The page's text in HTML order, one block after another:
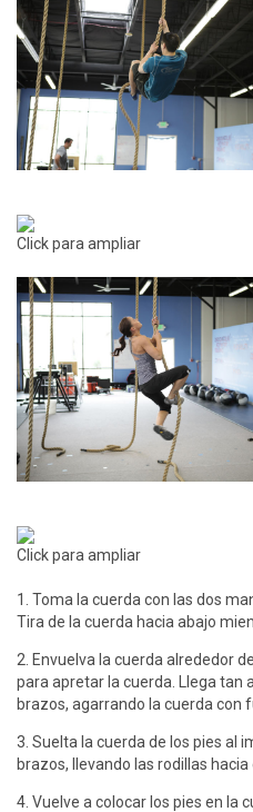
Click para ampliar
Click para ampliar
1. Toma la cuerda con las dos
Tira de la cuerda hacia abajo
2. Envuelva la cuerda alrededor
para apretar la cuerda. Llega tan
brazos, agarrando la cuerda con
3. Suelta la cuerda de los pies al
brazos, llevando las rodillas hacia
4. Vuelve a colocar los pies en la